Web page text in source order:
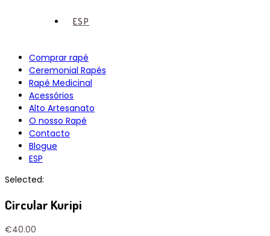
ESP
Comprar rapé
Ceremonial Rapés
Rapé Medicinal
Acessórios
Alto Artesanato
O nosso Rapé
Contacto
Blogue
ESP
Selected:
Circular Kuripi
€40.00